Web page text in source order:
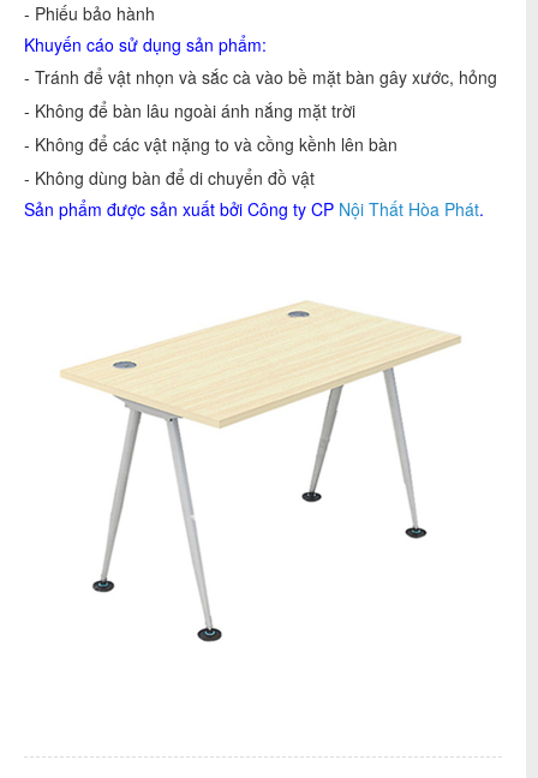
- Phiếu bảo hành
Khuyến cáo sử dụng sản phẩm:
- Tránh để vật nhọn và sắc cà vào bề mặt bàn gây xước, hỏng
- Không để bàn lâu ngoài ánh nắng mặt trời
- Không để các vật nặng to và cồng kềnh lên bàn
- Không dùng bàn để di chuyển đồ vật
Sản phẩm được sản xuất bởi Công ty CP Nội Thất Hòa Phát.